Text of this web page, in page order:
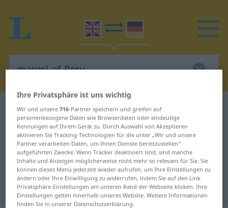
Englisch-Deutsch Wörterbuch marvel-of-Peru
Englisch-Deutsch Übersetzung für
"marvel-of-Peru"
"marvel-of-Peru" Deutsch
Übersetzung
Ihre Privatsphäre ist uns wichtig
Wir und unsere716-Partner speichern und greifen auf
personenbezogene Daten wie Browserdaten oder eindeutige
Kennungen auf Ihrem Gerät zu. Durch Auswahl von Akzeptieren
aktivieren Sie Tracking-Technologien für die unter „Wir und unsere
Partner verarbeiten Daten, um Ihnen Dienste bereitzustellen“
aufgeführten Zwecke. Wenn Tracker deaktiviert sind, sind manche
Inhalte und Anzeigen möglicherweise nicht mehr so relevant für Sie. Sie
können dieses Menü jederzeit wieder aufrufen, um Ihre Einstellungen zu
ändern oder Ihre Einwilligung zu widerrufen, indem Sie auf den Link
Privatsphäre-Einstellungen am unteren Rand der Webseite klicken. Ihre
Einstellungen gelten innerhalb unseres Website. Weitere Informationen
finden Sie in unserer Datenschutzerklärung.